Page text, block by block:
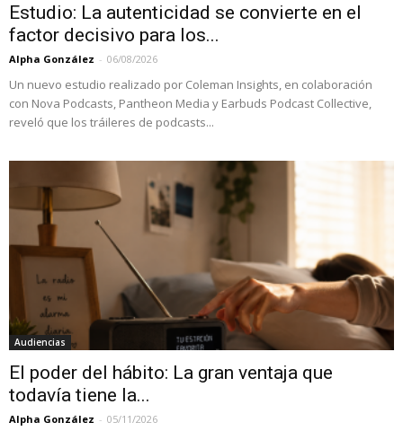
Estudio: La autenticidad se convierte en el
factor decisivo para los...
Alpha González - 06/08/2026
Un nuevo estudio realizado por Coleman Insights, en colaboración
con Nova Podcasts, Pantheon Media y Earbuds Podcast Collective,
reveló que los tráileres de podcasts...
Audiencias
El poder del hábito: La gran ventaja que
todavía tiene la...
Alpha González - 05/11/2026